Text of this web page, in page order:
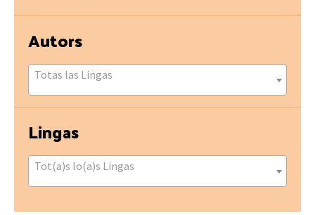
Autors
Totas las Lingas
Lingas
Tot(a)s lo(a)s Lingas